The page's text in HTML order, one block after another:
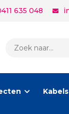
635 048
ZOEKEN